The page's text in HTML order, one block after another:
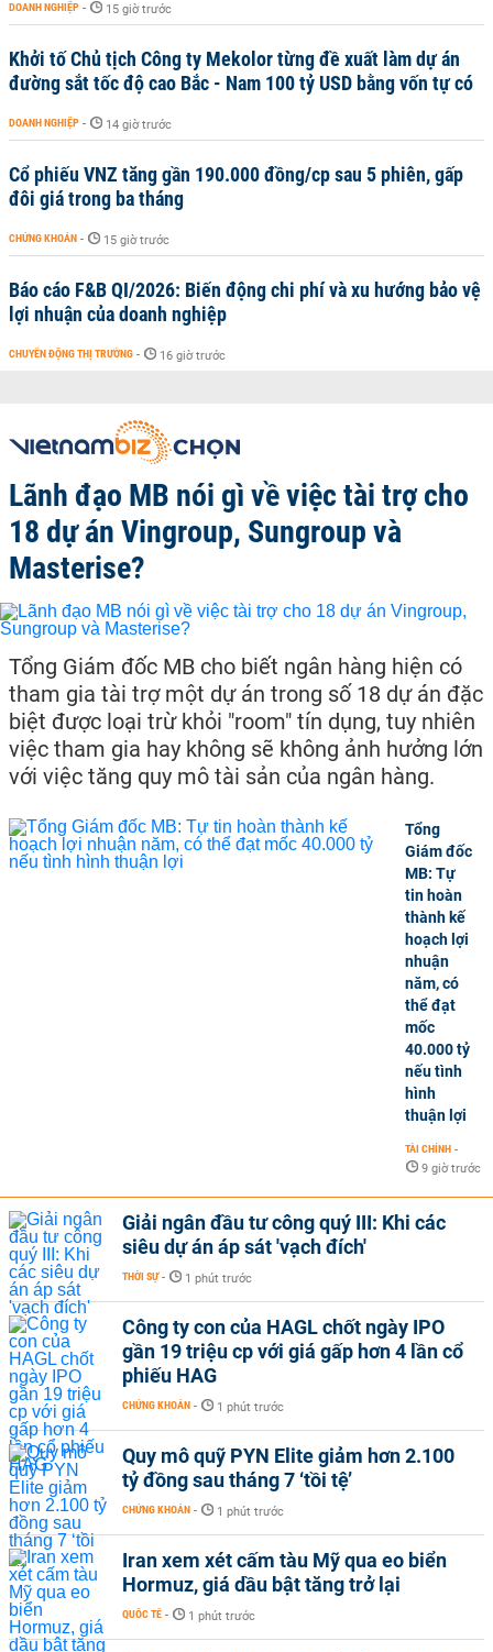
DOANH NGHIỆP - 15 giờ trước
Khởi tố Chủ tịch Công ty Mekolor từng đề xuất làm dự án
đường sắt tốc độ cao Bắc - Nam 100 tỷ USD bằng vốn tự có
DOANH NGHIỆP - 14 giờ trước
Cổ phiếu VNZ tăng gần 190.000 đồng/cp sau 5 phiên, gấp
đôi giá trong ba tháng
CHỨNG KHOÁN - 15 giờ trước
Báo cáo F&B QI/2026: Biến động chi phí và xu hướng bảo vệ
lợi nhuận của doanh nghiệp
CHUYỂN ĐỘNG THỊ TRƯỜNG - 16 giờ trước
Lãnh đạo MB nói gì về việc tài trợ cho
18 dự án Vingroup, Sungroup và
Masterise?
Tổng Giám đốc MB cho biết ngân hàng hiện có
tham gia tài trợ một dự án trong số 18 dự án đặc
biệt được loại trừ khỏi "room" tín dụng, tuy nhiên
việc tham gia hay không sẽ không ảnh hưởng lớn
với việc tăng quy mô tài sản của ngân hàng.
Tổng
Giám đốc
MB: Tự
tin hoàn
thành kế
hoạch lợi
nhuận
năm, có
thể đạt
mốc
40.000 tỷ
nếu tình
hình
thuận lợi
TÀI CHÍNH -
9 giờ trước
Giải ngân đầu tư công quý III: Khi các
siêu dự án áp sát 'vạch đích'
THỜI SỰ - 1 phút trước
Công ty con của HAGL chốt ngày IPO
gần 19 triệu cp với giá gấp hơn 4 lần cổ
phiếu HAG
CHỨNG KHOÁN - 1 phút trước
Quy mô quỹ PYN Elite giảm hơn 2.100
tỷ đồng sau tháng 7 ‘tồi tệ’
CHỨNG KHOÁN - 1 phút trước
Iran xem xét cấm tàu Mỹ qua eo biển
Hormuz, giá dầu bật tăng trở lại
QUỐC TẾ - 1 phút trước